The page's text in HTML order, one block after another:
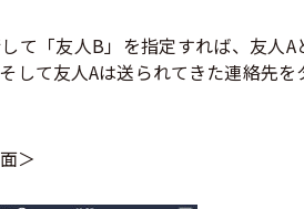
て「友人B」を指定すれば、友人A
して友人Aは送られてきた連絡先を
＞